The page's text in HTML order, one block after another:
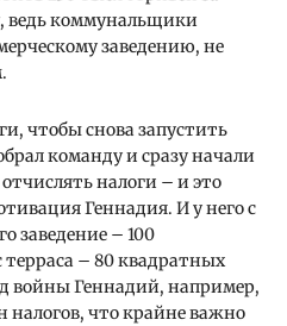
ведь коммунальщики
заведению, не
чтобы снова запустить
команду и сразу начали
налоги – и это
Геннадия. И у него с
заведение – 100
– 80 квадратных
войны Геннадий, например,
налогов, что крайне важно